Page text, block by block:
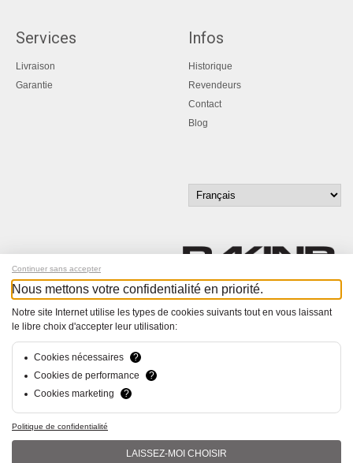
Services
Livraison
Garantie
Infos
Historique
Revendeurs
Contact
Blog
© Bucher+Walt 2011-2026
Tous droits réservés - Informations non contractuelles
hsolutions.ch
Continuer sans accepter
Nous mettons votre confidentialité en priorité.
Notre site Internet utilise les types de cookies suivants tout en vous laissant
le libre choix d'accepter leur utilisation:
Cookies nécessaires
?
Cookies de performance
?
Cookies marketing
?
Politique de confidentialité
LAISSEZ-MOI CHOISIR